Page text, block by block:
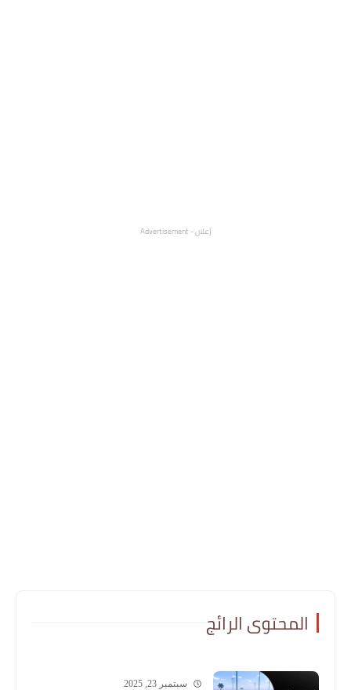
إعلان - Advertisement
المحتوى الرائج
سبتمبر 23, 2025